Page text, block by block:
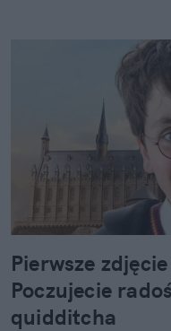
Pierwsze
Poczujecie
quidditcha